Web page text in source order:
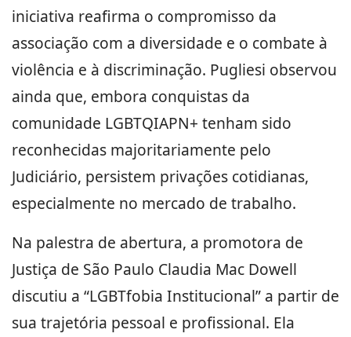
iniciativa reafirma o compromisso da
associação com a diversidade e o combate à
violência e à discriminação. Pugliesi observou
ainda que, embora conquistas da
comunidade LGBTQIAPN+ tenham sido
reconhecidas majoritariamente pelo
Judiciário, persistem privações cotidianas,
especialmente no mercado de trabalho.
Na palestra de abertura, a promotora de
Justiça de São Paulo Claudia Mac Dowell
discutiu a “LGBTfobia Institucional” a partir de
sua trajetória pessoal e profissional. Ela